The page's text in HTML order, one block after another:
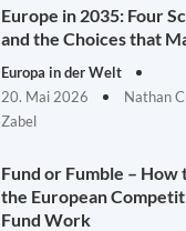
Europe in 2035: Four
and the Choices that
Europa in der Welt
20. Mai 2026
Nathan
Zabel
Fund or Fumble – How
the European
Fund Work